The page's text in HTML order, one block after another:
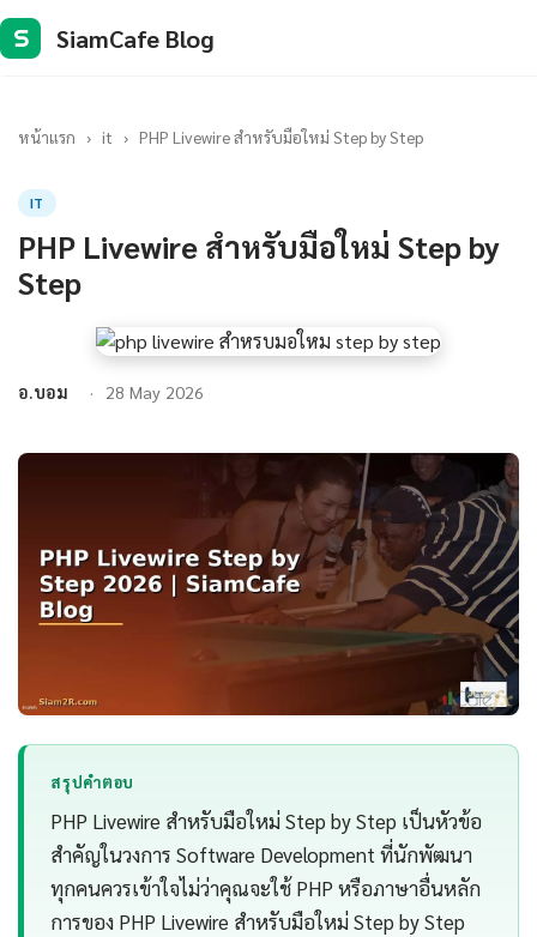
S SiamCafe Blog
หน้าแรก › it › PHP Livewire สำหรับมือใหม่ Step by Step
IT
PHP Livewire สำหรับมือใหม่ Step by
Step
อ.บอม 28 May 2026
สรุปคำตอบ
PHP Livewire สำหรับมือใหม่ Step by Step เป็นหัวข้อ
สำคัญในวงการ Software Development ที่นักพัฒนา
ทุกคนควรเข้าใจไม่ว่าคุณจะใช้ PHP หรือภาษาอื่นหลัก
การของ PHP Livewire สำหรับมือใหม่ Step by Step